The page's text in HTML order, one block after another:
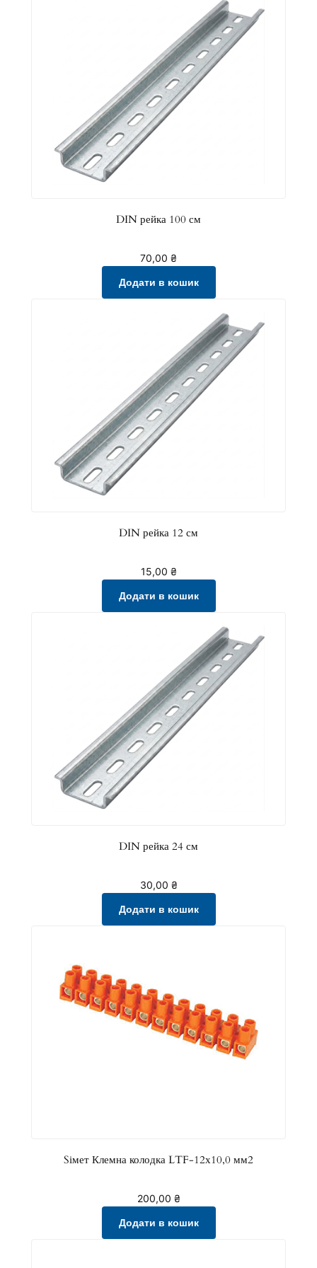
DIN рейка 100 см
70,00 ₴
Додати в кошик
DIN рейка 12 см
15,00 ₴
Додати в кошик
DIN рейка 24 см
30,00 ₴
Додати в кошик
Sімет Клемна колодка LTF-12х10,0 мм2
200,00 ₴
Додати в кошик